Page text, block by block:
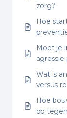
zorg?
Hoe
Moet je
agressie
Wat is
versus
Hoe
op